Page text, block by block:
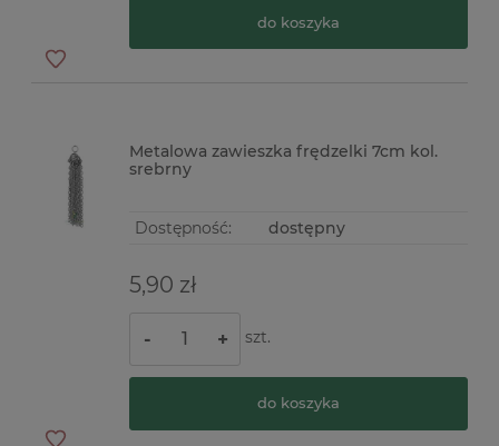
do koszyka
Metalowa zawieszka frędzelki 7cm kol.
srebrny
Dostępność: dostępny
5,90 zł
- + szt.
do koszyka